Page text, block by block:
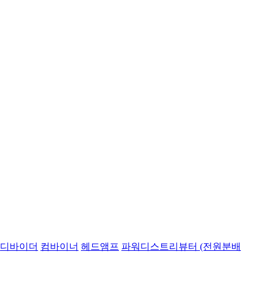
디바이더 컴바이너 헤드앰프 파워디스트리뷰터 (전원분배